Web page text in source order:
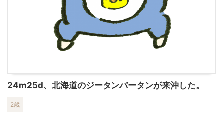
24m25d、北海道のジータンバータンが来沖した。
2歳